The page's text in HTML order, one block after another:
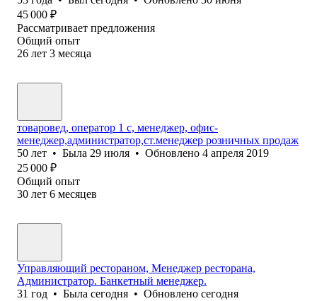
45 000 ₽
Рассматривает предложения
Общий опыт
26 лет 3 месяца
товаровед, оператор 1 с, менеджер, офис-
менеджер,администратор,ст.менеджер розничных продаж
50 лет • Была 29 июля • Обновлено 4 апреля 2019
25 000 ₽
Общий опыт
30 лет 6 месяцев
Управляющий рестораном, Менеджер ресторана,
Администратор. Банкетный менеджер.
31 год • Была сегодня • Обновлено сегодня